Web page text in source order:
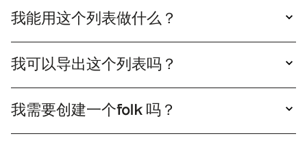
清单"即可打开并查阅。若需将此清单设为个人专
属，只需点击"复制"按钮，您将获得可直接编辑的
清单副本。
我能用这个列表做什么？
folk 启动外联邮件活动。随后您可通过销售管道轻
松追踪这些关系。
我可以导出这个列表吗？
复制该列表，然后点击导出即可。
我需要创建一个folk 吗？